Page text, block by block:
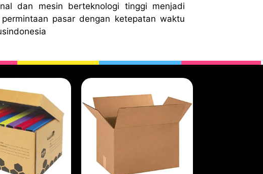
dan mesin berteknologi tinggi menjadi
pasar dengan ketepatan waktu